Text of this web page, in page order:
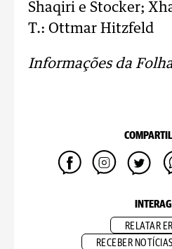
Shaqiri e Stocker;
T.: Ottmar Hitzfeld
Informações da
RELATAR
RECEBER